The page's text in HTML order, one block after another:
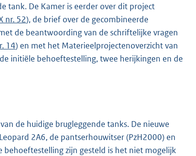
tank. De Kamer is eerder over dit project
nr. 52), de brief over de gecombineerde
de beantwoording van de schriftelijke vragen
14) en met het Materieelprojectenoverzicht van
initiële behoeftestelling, twee herijkingen en de
de huidige brugleggende tanks. De nieuwe
2A6, de pantserhouwitser (PzH2000) en
zijn gesteld is het niet mogelijk